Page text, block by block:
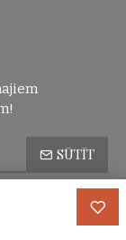
SŪTĪT
politika